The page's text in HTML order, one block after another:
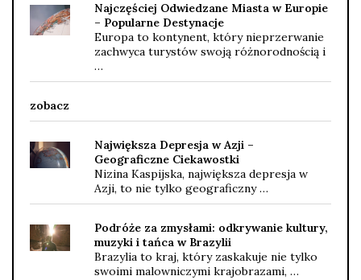
Najczęściej Odwiedzane Miasta w Europie
– Popularne Destynacje
Europa to kontynent, który nieprzerwanie
zachwyca turystów swoją różnorodnością i
…
zobacz
Największa Depresja w Azji –
Geograficzne Ciekawostki
Nizina Kaspijska, największa depresja w
Azji, to nie tylko geograficzny …
Podróże za zmysłami: odkrywanie kultury,
muzyki i tańca w Brazylii
Brazylia to kraj, który zaskakuje nie tylko
swoimi malowniczymi krajobrazami, …